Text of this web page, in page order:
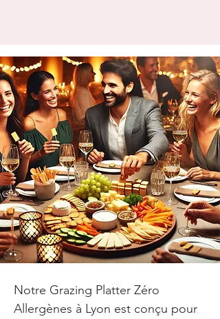
Notre Grazing Platter Zéro
Allergènes à Lyon est conçu pour